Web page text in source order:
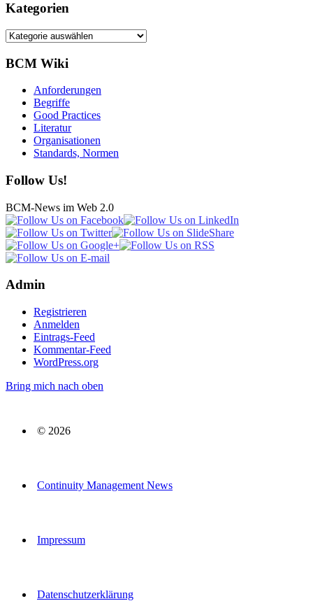
Kategorien
Kategorien
BCM Wiki
Anforderungen
Begriffe
Good Practices
Literatur
Organisationen
Standards, Normen
Follow Us!
BCM-News im Web 2.0
Admin
Registrieren
Anmelden
Eintrags-Feed
Kommentar-Feed
WordPress.org
Bring mich nach oben
© 2026
Continuity Management News
Impressum
Datenschutzerklärung